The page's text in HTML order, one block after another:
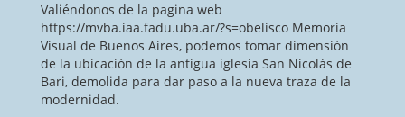
Valiéndonos de la pagina web
https://mvba.iaa.fadu.uba.ar/?s=obelisco Memoria
Visual de Buenos Aires, podemos tomar dimensión
de la ubicación de la antigua iglesia San Nicolás de
Bari, demolida para dar paso a la nueva traza de la
modernidad.